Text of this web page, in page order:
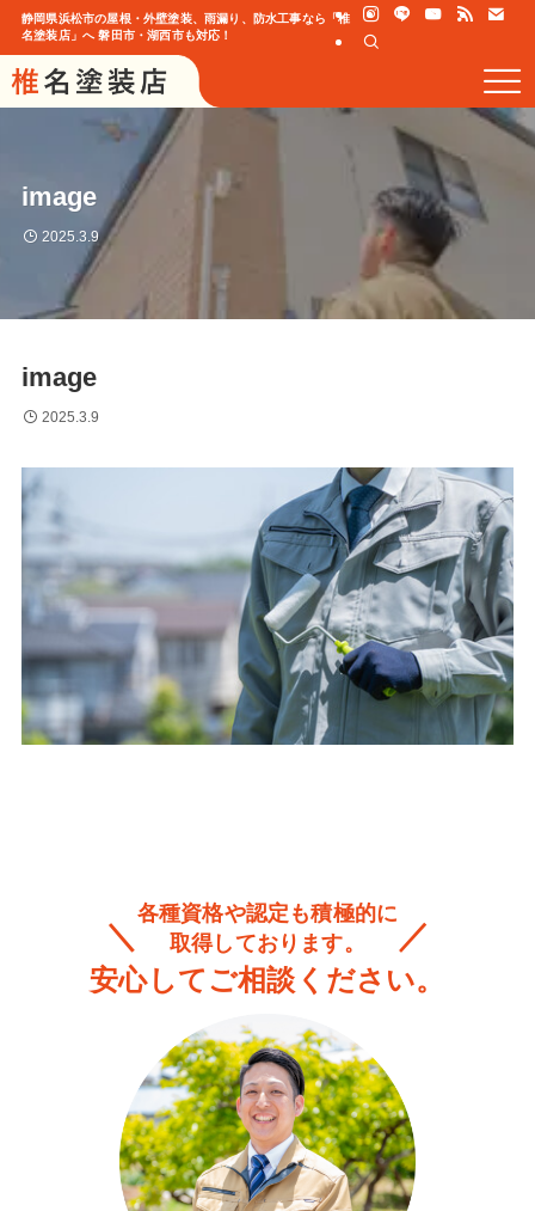
静岡県浜松市の屋根・外壁塗装、雨漏り、防水工事なら「椎
名塗装店」へ 磐田市・湖西市も対応！
image
2025.3.9
image
2025.3.9
各種資格や認定も積極的に
取得しております。
安心してご相談ください。